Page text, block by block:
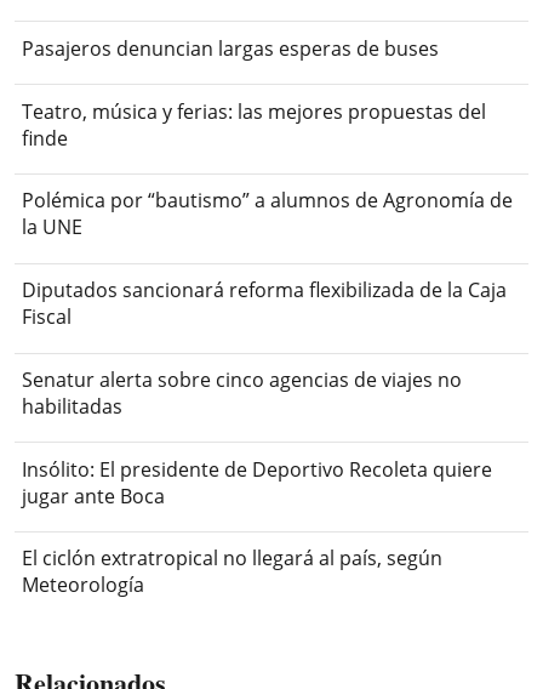
Pasajeros denuncian largas esperas de buses
Teatro, música y ferias: las mejores propuestas del
finde
Polémica por “bautismo” a alumnos de Agronomía de
la UNE
Diputados sancionará reforma flexibilizada de la Caja
Fiscal
Senatur alerta sobre cinco agencias de viajes no
habilitadas
Insólito: El presidente de Deportivo Recoleta quiere
jugar ante Boca
El ciclón extratropical no llegará al país, según
Meteorología